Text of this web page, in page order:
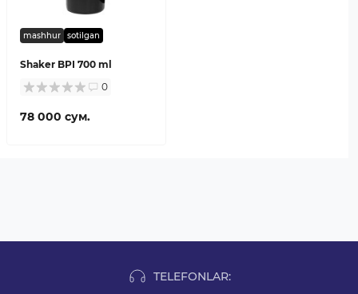
mashhur sotilgan
Shaker BPI 700 ml
0
78 000 сум.
TELEFONLAR: